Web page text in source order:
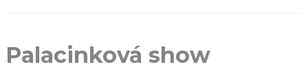
Palacinková show